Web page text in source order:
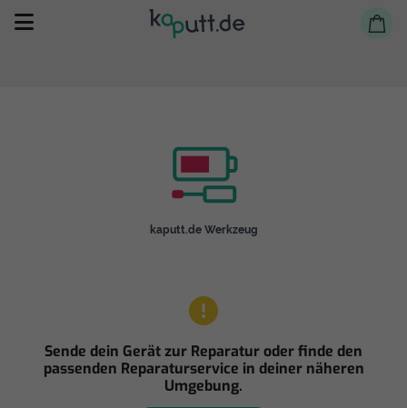
Selbst reparieren
kaputt.de Werkzeug
Sende dein Gerät zur Reparatur oder finde den
passenden Reparaturservice in deiner näheren
Umgebung.